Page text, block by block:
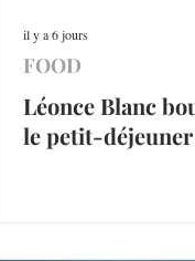
Léonce Blanc
le petit-déjeuner
FOOD
il y a 6 jours